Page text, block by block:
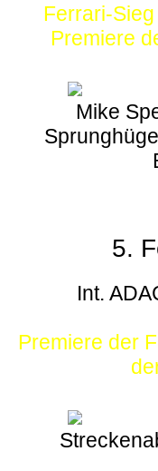
Ferrari-
Premiere
Mike
5.
Int.
Premiere der